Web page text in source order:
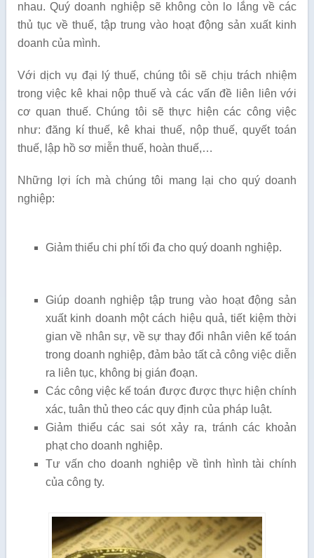
nhau. Quý doanh nghiệp sẽ không còn lo lắng về các
thủ tục về thuế, tập trung vào hoạt động sản xuất kinh
doanh của mình.
Với dịch vụ đại lý thuế, chúng tôi sẽ chịu trách nhiệm
trong việc kê khai nộp thuế và các vấn đề liên liên với
cơ quan thuế. Chúng tôi sẽ thực hiện các công việc
như: đăng kí thuế, kê khai thuế, nộp thuế, quyết toán
thuế, lập hồ sơ miễn thuế, hoàn thuế,…
Những lợi ích mà chúng tôi mang lại cho quý doanh
nghiệp:
Giảm thiểu chi phí tối đa cho quý doanh nghiệp.
Giúp doanh nghiệp tập trung vào hoạt động sản
xuất kinh doanh một cách hiệu quả, tiết kiệm thời
gian về nhân sự, về sự thay đổi nhân viên kế toán
trong doanh nghiệp, đảm bảo tất cả công việc diễn
ra liên tục, không bị gián đoạn.
Các công việc kế toán được được thực hiện chính
xác, tuân thủ theo các quy định của pháp luật.
Giảm thiểu các sai sót xảy ra, tránh các khoản
phạt cho doanh nghiệp.
Tư vấn cho doanh nghiệp về tình hình tài chính
của công ty.